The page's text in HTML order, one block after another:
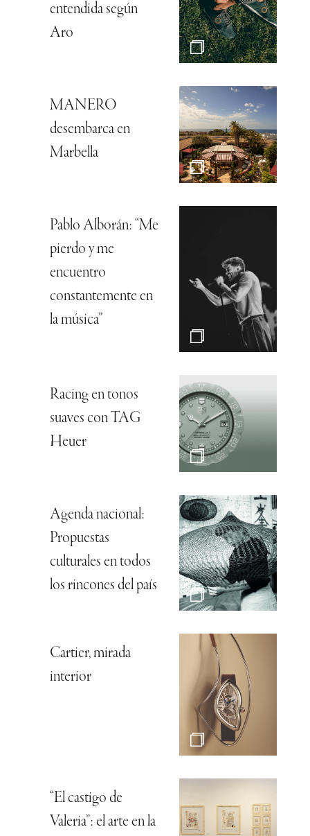
entendida según
Aro
MANERO
desembarca en
Marbella
Pablo Alborán: “Me
pierdo y me
encuentro
constantemente en
la música”
Racing en tonos
suaves con TAG
Heuer
Agenda nacional:
Propuestas
culturales en todos
los rincones del país
Cartier, mirada
interior
“El castigo de
Valeria”: el arte en la